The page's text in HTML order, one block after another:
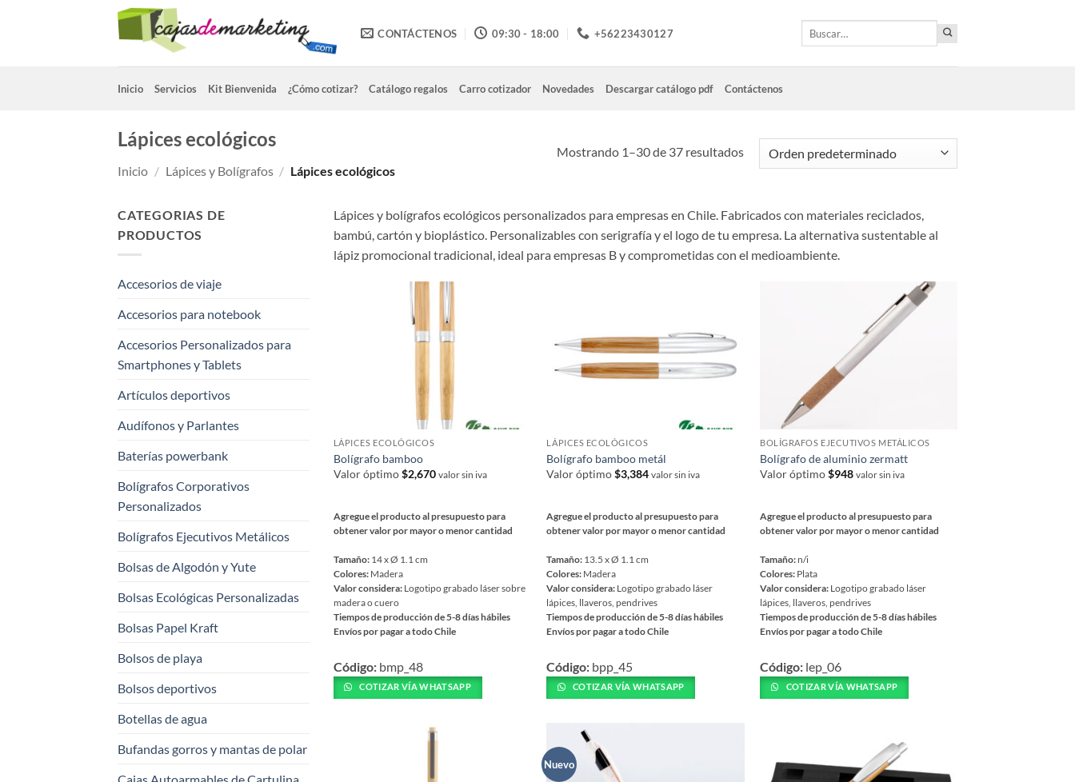
CONTÁCTENOS 09:30 - 18:00 +56223430127
Inicio Servicios Kit Bienvenida ¿Cómo cotizar? Catálogo regalos Carro cotizador Novedades Descargar catálogo pdf Contáctenos
Lápices ecológicos
Inicio / Lápices y Bolígrafos / Lápices ecológicos
Mostrando 1–30 de 37 resultados
CATEGORIAS DE
PRODUCTOS
Accesorios de viaje
Accesorios para notebook
Accesorios Personalizados para
Smartphones y Tablets
Artículos deportivos
Audífonos y Parlantes
Baterías powerbank
Bolígrafos Corporativos
Personalizados
Bolígrafos Ejecutivos Metálicos
Bolsas de Algodón y Yute
Bolsas Ecológicas Personalizadas
Bolsas Papel Kraft
Bolsos de playa
Bolsos deportivos
Botellas de agua
Bufandas gorros y mantas de polar
Cajas Autoarmables de Cartulina
Lápices y bolígrafos ecológicos personalizados para empresas en Chile. Fabricados con materiales reciclados,
bambú, cartón y bioplástico. Personalizables con serigrafía y el logo de tu empresa. La alternativa sustentable al
lápiz promocional tradicional, ideal para empresas B y comprometidas con el medioambiente.
LÁPICES ECOLÓGICOS
Bolígrafo bamboo
Valor óptimo$2,670 valor sin iva
Agregue el producto al presupuesto para
obtener valor por mayor o menor cantidad
Tamaño: 14 x Ø 1.1 cm
Colores: Madera
Valor considera: Logotipo grabado láser sobre
madera o cuero
Tiempos de producción de 5-8 días hábiles
Envíos por pagar a todo Chile
producto
tiene
múltiples
Código: bmp_48
COTIZAR VÍA WHATSAPP
LÁPICES ECOLÓGICOS
Bolígrafo bamboo metál
Valor óptimo$3,384 valor sin iva
Agregue el producto al presupuesto para
obtener valor por mayor o menor cantidad
Tamaño: 13.5 x Ø 1.1 cm
Colores: Madera
Valor considera: Logotipo grabado láser
lápices, llaveros, pendrives
Tiempos de producción de 5-8 días hábiles
Envíos por pagar a todo Chile
producto
tiene
múltiples
opciones
se
Código: bpp_45
COTIZAR VÍA WHATSAPP
BOLÍGRAFOS EJECUTIVOS METÁLICOS
Bolígrafo de aluminio zermatt
Valor óptimo$948 valor sin iva
Agregue el producto al presupuesto para
obtener valor por mayor o menor cantidad
Tamaño: n/i
Colores: Plata
Valor considera: Logotipo grabado láser
lápices, llaveros, pendrives
Tiempos de producción de 5-8 días hábiles
Envíos por pagar a todo Chile
producto
tiene
múltiples
opciones
Código: lep_06
COTIZAR VÍA WHATSAPP
Nuevo